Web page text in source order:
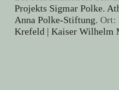
Projekts Sigmar Polke.
Anna Polke-Stiftung. Ort:
Krefeld | Kaiser Wilhelm